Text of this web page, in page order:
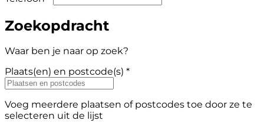
Zoekopdracht
Waar ben je naar op zoek?
Plaats(en) en postcode(s) *
Voeg meerdere plaatsen of postcodes toe door ze te
selecteren uit de lijst